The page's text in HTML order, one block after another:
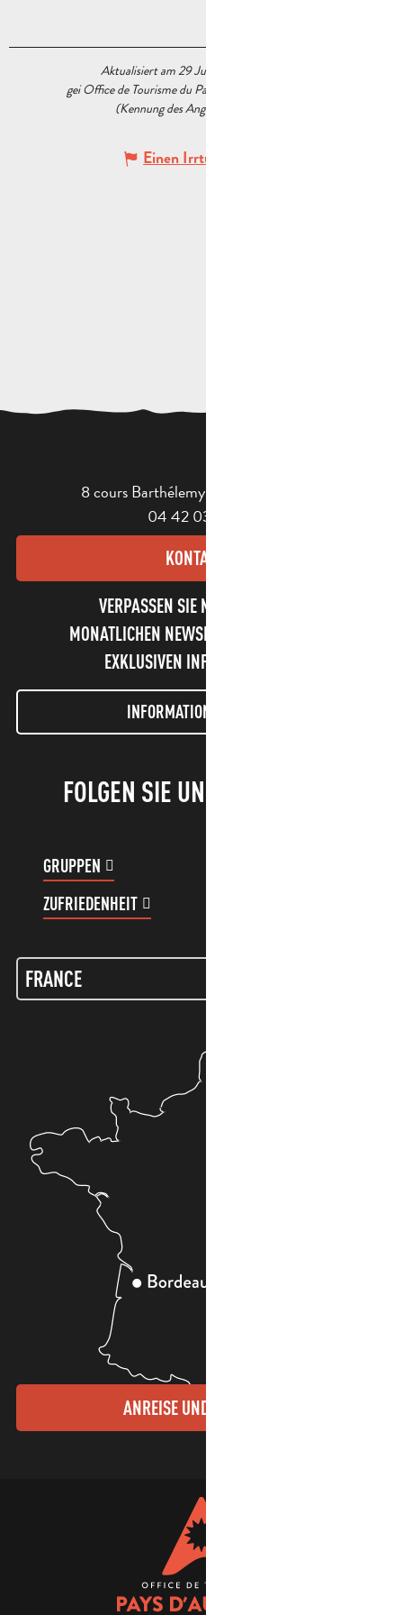
Aktualisiert am 29 Juni 2026 Um 09:47
gei Office de Tourisme du Pays d’Aubagne et de l’Étoile
(Kennung des Angebots :
Einen Irrtum angeben
8 cours Barthélemy - 13400 Aubagne
04 42 03 49 98
KONTAKT
VERPASSEN SIE NICHT UNSEREN
MONATLICHEN NEWSLETTER UND UNSERE
EXKLUSIVEN INFORMATIONEN!
INFORMATIONEN LETTER
FOLGEN SIE UNS!
GRUPPEN
ZUFRIEDENHEIT
ANREISE UND KONTAKTE